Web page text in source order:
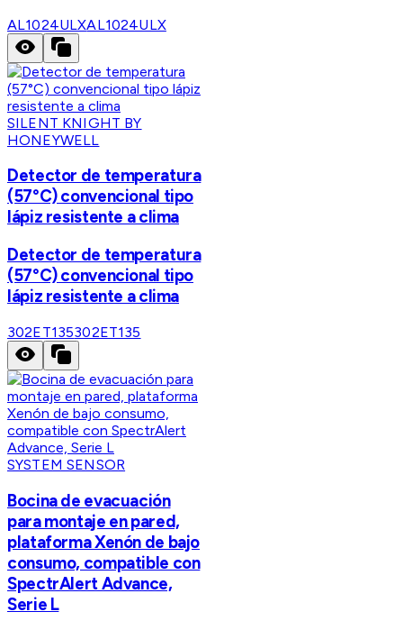
AL1024ULXAL1024ULX
SILENT KNIGHT BY
HONEYWELL
Detector de temperatura
(57°C) convencional tipo
lápiz resistente a clima
Detector de temperatura
(57°C) convencional tipo
lápiz resistente a clima
302ET135302ET135
SYSTEM SENSOR
Bocina de evacuación
para montaje en pared,
plataforma Xenón de bajo
consumo, compatible con
SpectrAlert Advance,
Serie L